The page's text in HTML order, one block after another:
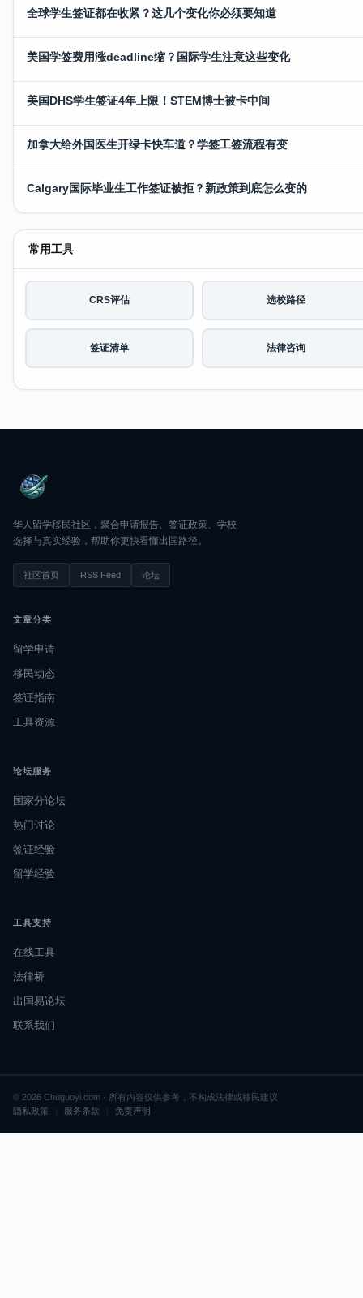
全球学生签证都在收紧？这几个变化你必须要知道
美国学签费用涨deadline缩？国际学生注意这些变化
美国DHS学生签证4年上限！STEM博士被卡中间
加拿大给外国医生开绿卡快车道？学签工签流程有变
Calgary国际毕业生工作签证被拒？新政策到底怎么变的
常用工具
CRS评估 选校路径
签证清单 法律咨询
华人留学移民社区，聚合申请报告、签证政策、学校
选择与真实经验，帮助你更快看懂出国路径。
社区首页 RSS Feed 论坛
文章分类
留学申请
移民动态
签证指南
工具资源
论坛服务
国家分论坛
热门讨论
签证经验
留学经验
工具支持
在线工具
法律桥
出国易论坛
联系我们
© 2026 Chuguoyi.com · 所有内容仅供参考，不构成法律或移民建议
隐私政策
服务条款 免责声明